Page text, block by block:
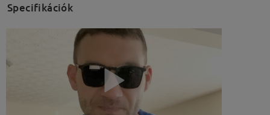
Specifikációk